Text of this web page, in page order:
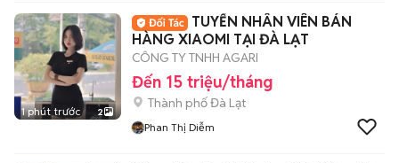
1 phút trước 2
TUYỂN NHÂN VIÊN BÁN
HÀNG XIAOMI TẠI ĐÀ LẠT
CÔNG TY TNHH AGARI
Đến 15 triệu/tháng
Thành phố Đà Lạt
Phan Thị Diễm